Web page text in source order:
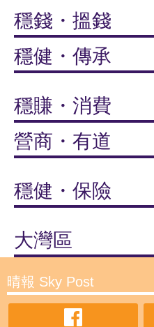
穩錢・搵錢
穩健・傳承
穩賺・消費
營商・有道
穩健・保險
大灣區
晴報 Sky Post